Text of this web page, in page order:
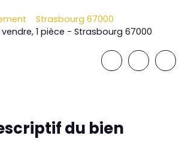
Strasbourg 67000
1 pièce - Strasbourg 67000
du bien